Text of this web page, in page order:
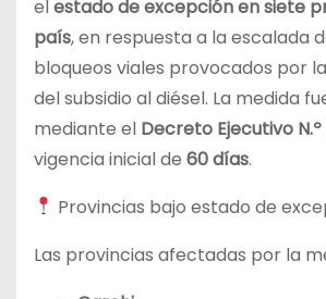
elestado de excepción en siete
país, en respuesta a la escalada
bloqueos viales provocados por
del subsidio al diésel. La medida
mediante el Decreto Ejecutivo N.º
vigencia inicial de 60 días.
Provincias bajo estado de
Las provincias afectadas por la